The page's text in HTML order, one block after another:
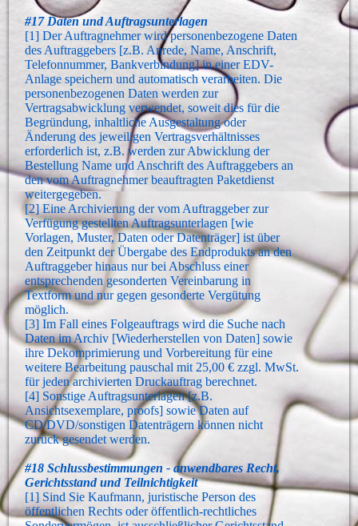
#17 Daten und Auftragsunterlagen
[1] Der Auftragnehmer wird personenbezogene Daten
des Auftraggebers [z.B. Anrede, Name, Anschrift,
Telefonnummer, Bankverbindung] in einer EDV-
Anlage speichern und automatisch verarbeiten. Die
personenbezogenen Daten werden zur
Vertragsabwicklung verwendet, soweit dies für die
Begründung, inhaltliche Ausgestaltung oder
Änderung des jeweiligen Vertragsverhältnisses
erforderlich ist, z.B. werden zur Abwicklung der
Bestellung Name und Anschrift des Auftraggebers an
den vom Auftragnehmer beauftragten Paketdienst
weitergegeben.
[2] Eine Archivierung der vom Auftraggeber zur
Verfügung gestellten Auftragsunterlagen [wie
Vorlagen, Muster, Daten oder Datenträger] ist über
den Zeitpunkt der Übergabe des Endprodukts an den
Auftraggeber hinaus nur bei Abschluss einer
entsprechenden gesonderten Vereinbarung in
Textform und nur gegen gesonderte Vergütung
möglich.
[3] Im Fall eines Folgeauftrags wird die Suche nach
Daten im Archiv [Wiederherstellen von Daten] sowie
ihre Dekomprimierung und Vorbereitung für eine
weitere Bearbeitung pauschal mit 25,00 € zzgl. MwSt.
für jeden archivierten Druckauftrag berechnet.
[4] Sonstige Auftragsunterlagen [z.B.
Ansichtsexemplare, proofs] sowie Daten auf
CD/DVD/sonstigen Datenträgern können nicht
zurück gesendet werden.
#18 Schlussbestimmungen - anwendbares Recht,
Gerichtsstand und Teilnichtigkeit
[1] Sind Sie Kaufmann, juristische Person des
öffentlichen Rechts oder öffentlich-rechtliches